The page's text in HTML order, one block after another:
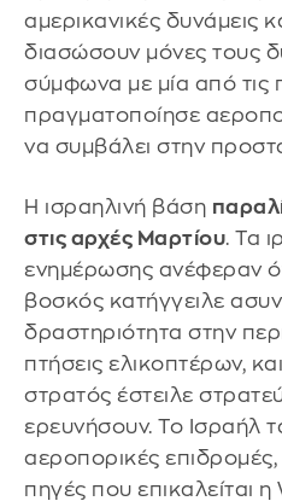
αμερικανικές δυνάμεις
διασώσουν μόνες τους
σύμφωνα με μία από τις
πραγματοποίησε
να συμβάλει στην
Η ισραηλινή βάση
στις αρχές Μαρτίου. Τα
ενημέρωσης ανέφεραν
βοσκός κατήγγειλε
δραστηριότητα στην
πτήσεις ελικοπτέρων,
στρατός έστειλε
ερευνήσουν. Το Ισραήλ
αεροπορικές
πηγές που επικαλείται η